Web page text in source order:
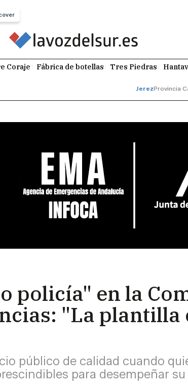
Coraje Fábrica de botellas Tres Piedras
JerezProvincia
policía" en la
"La plantilla
público de calidad cuando
para desempeñar